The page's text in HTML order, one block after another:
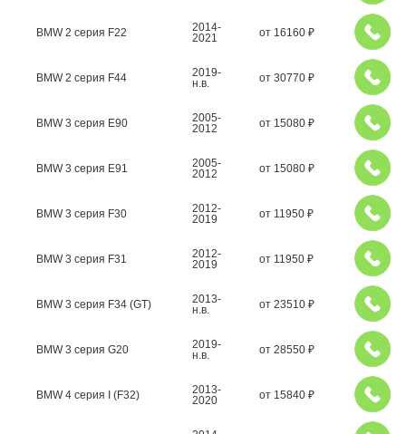
BMW 2 серия F22
2014-
2021
от 16160 ₽
BMW 2 серия F44
2019-
н.в.
от 30770 ₽
BMW 3 серия E90
2005-
2012
от 15080 ₽
BMW 3 серия E91
2005-
2012
от 15080 ₽
BMW 3 серия F30
2012-
2019
от 11950 ₽
BMW 3 серия F31
2012-
2019
от 11950 ₽
BMW 3 серия F34 (GT)
2013-
н.в.
от 23510 ₽
BMW 3 серия G20
2019-
н.в.
от 28550 ₽
BMW 4 серия I (F32)
2013-
2020
от 15840 ₽